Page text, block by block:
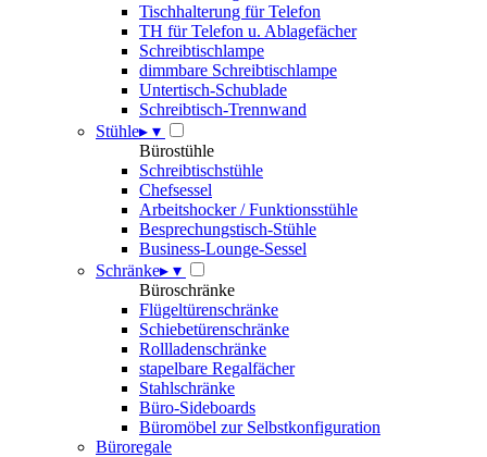
Tischhalterung für Telefon
TH für Telefon u. Ablagefächer
Schreibtischlampe
dimmbare Schreibtischlampe
Untertisch-Schublade
Schreibtisch-Trennwand
Stühle▸ ▾
Bürostühle
Schreibtischstühle
Chefsessel
Arbeitshocker / Funktionsstühle
Besprechungstisch-Stühle
Business-Lounge-Sessel
Schränke▸ ▾
Büroschränke
Flügeltürenschränke
Schiebetürenschränke
Rollladenschränke
stapelbare Regalfächer
Stahlschränke
Büro-Sideboards
Büromöbel zur Selbstkonfiguration
Büroregale